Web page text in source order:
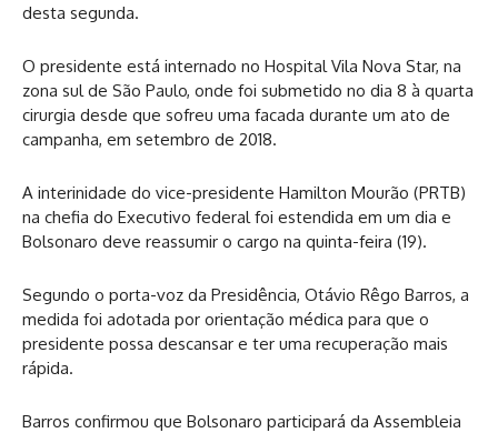
desta segunda.
O presidente está internado no Hospital Vila Nova Star, na
zona sul de São Paulo, onde foi submetido no dia 8 à quarta
cirurgia desde que sofreu uma facada durante um ato de
campanha, em setembro de 2018.
A interinidade do vice-presidente Hamilton Mourão (PRTB)
na chefia do Executivo federal foi estendida em um dia e
Bolsonaro deve reassumir o cargo na quinta-feira (19).
Segundo o porta-voz da Presidência, Otávio Rêgo Barros, a
medida foi adotada por orientação médica para que o
presidente possa descansar e ter uma recuperação mais
rápida.
Barros confirmou que Bolsonaro participará da Assembleia